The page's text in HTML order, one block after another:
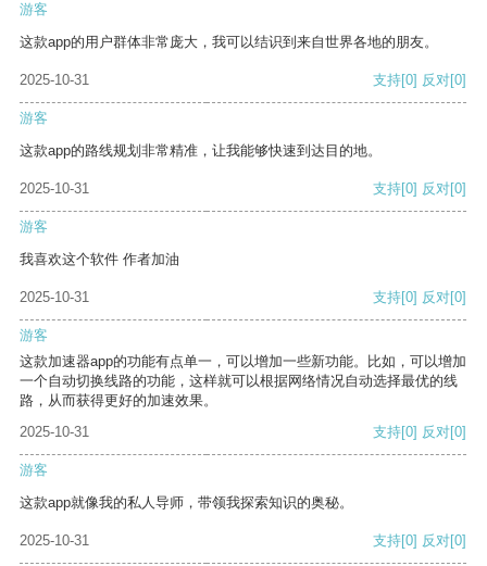
游客
这款app的用户群体非常庞大，我可以结识到来自世界各地的朋友。
2025-10-31 支持[0] 反对[0]
游客
这款app的路线规划非常精准，让我能够快速到达目的地。
2025-10-31 支持[0] 反对[0]
游客
我喜欢这个软件 作者加油
2025-10-31 支持[0] 反对[0]
游客
这款加速器app的功能有点单一，可以增加一些新功能。比如，可以增加
一个自动切换线路的功能，这样就可以根据网络情况自动选择最优的线
路，从而获得更好的加速效果。
2025-10-31
支持[0] 反对[0]
游客
这款app就像我的私人导师，带领我探索知识的奥秘。
2025-10-31 支持[0] 反对[0]